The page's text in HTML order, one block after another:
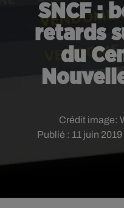
SNCF :
retards
du
Publié : 11 juin
Crédit image: